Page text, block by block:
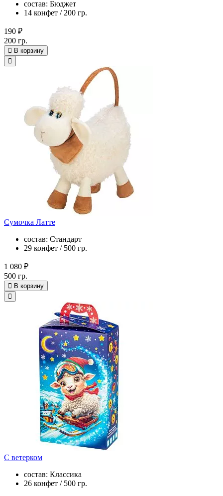
состав: Бюджет
14 конфет / 200 гр.
190 ₽
200 гр.
В корзину
Сумочка Латте
состав: Стандарт
29 конфет / 500 гр.
1 080 ₽
500 гр.
В корзину
С ветерком
состав: Классика
26 конфет / 500 гр.